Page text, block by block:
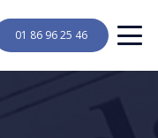
01 86 96 25 46